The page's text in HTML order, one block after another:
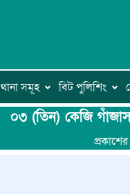
থানা সমূহ বিট পুলিশিং
০৩ (তিন) কেজি